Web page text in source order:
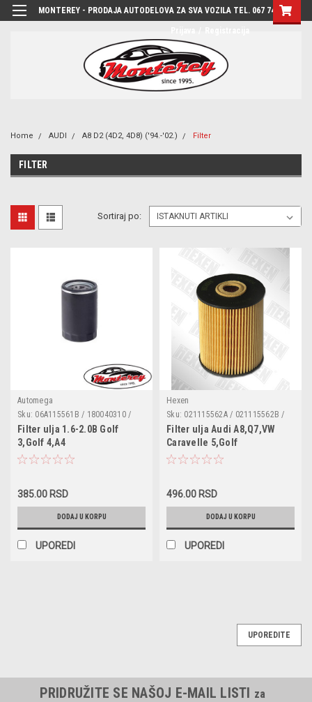
MONTEREY - PRODAJA AUTODELOVA ZA SVA VOZILA TEL. 067 7444-780
Home AUDI A8 D2 (4D2, 4D8) ('94.-'02.) Filter
FILTER
Sortiraj po:
Automega
Sku: 06A115561B / 180040310 /
0451103314 / 034115561A /
06A115561 / 1JM115561BZ
Filter ulja 1.6-2.0B Golf
3,Golf 4,A4
385.00 RSD
DODAJ U KORPU
UPOREDI
Hexen
Sku: 021115562A / 021115562B /
077115562G / 05015171AA /
1025629 / 301150562021A /
021115562A / 077115562G /
COF100515E / ML1721 / OE640 /
HU932/6n / WL7007 / OC3064
Filter ulja Audi A8,Q7,VW
Caravelle 5,Golf
3,Touareg,Transporter
496.00 RSD
DODAJ U KORPU
UPOREDI
UPOREDITE
PRIDRUŽITE SE NAŠOJ E-MAIL LISTI za